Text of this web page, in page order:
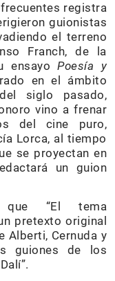
registra
guionistas
el terreno
Franch, de la
ensayoPoesía y
en el ámbito
siglo pasado,
vino a frenar
del cine puro,
Lorca, al tiempo
se proyectan en
un guion
“El tema
pretexto original
Alberti, Cernuda y
guiones de los